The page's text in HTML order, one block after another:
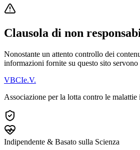
Clausola di non
Nonostante un attento controllo dei
informazioni fornite su questo sito
VBCIe.V.
Associazione per la lotta contro le
Indipendente & Basato sulla Scienza